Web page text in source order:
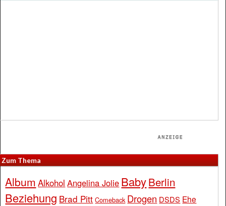
Zum Thema
Album Alkohol Angelina Jolie BabyBerlin
Beziehung Brad Pitt Comeback Drogen DSDS Ehe